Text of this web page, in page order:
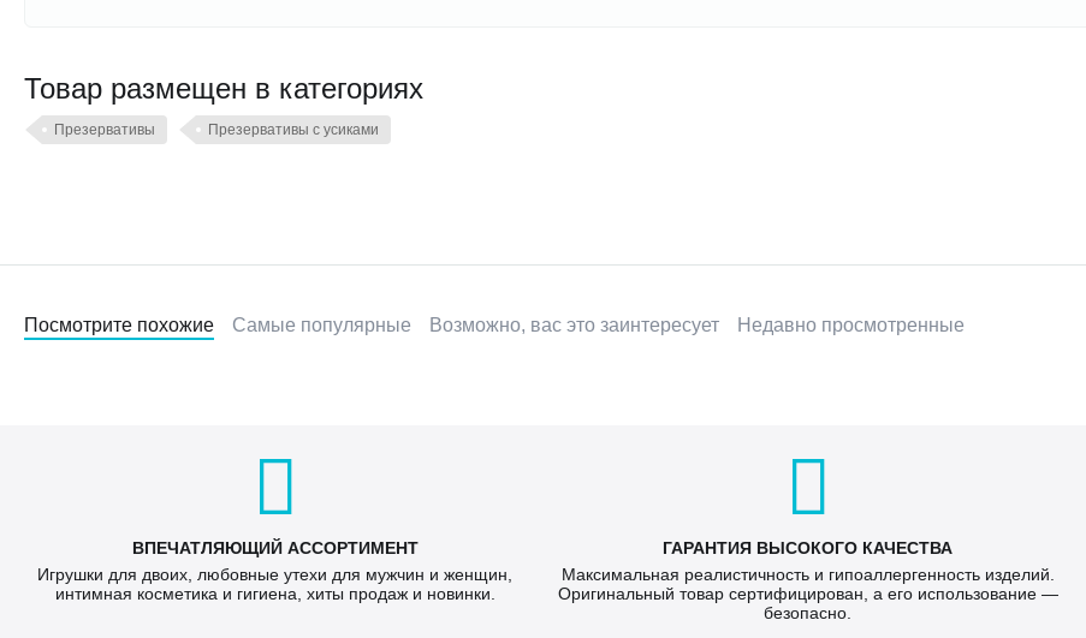
Товар размещен в категориях
Презервативы Презервативы с усиками
Посмотрите похожие Самые популярные Возможно, вас это заинтересует Недавно просмотренные
ВПЕЧАТЛЯЮЩИЙ АССОРТИМЕНТ
Игрушки для двоих, любовные утехи для мужчин и женщин,
интимная косметика и гигиена, хиты продаж и новинки.
ГАРАНТИЯ ВЫСОКОГО КАЧЕСТВА
Максимальная реалистичность и гипоаллергенность изделий.
Оригинальный товар сертифицирован, а его использование —
безопасно.